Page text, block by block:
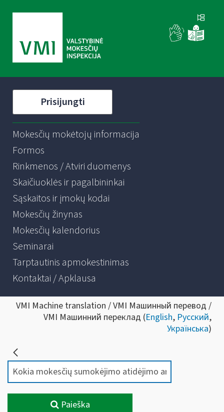
Prisijungti
Mokesčių mokėtojų informacija
Formos
Rinkmenos / Atviri duomenys
Skaičiuoklės ir pagalbininkai
Sąskaitos ir įmokų kodai
Mokesčių žinynas
Mokesčių kalendorius
Seminarai
Tarptautinis apmokestinimas
Kontaktai / Apklausa
VMI Machine translation / VMI Машинный перевод /
VMI Машинний переклад (English, Русский,
Українська)
Paieška